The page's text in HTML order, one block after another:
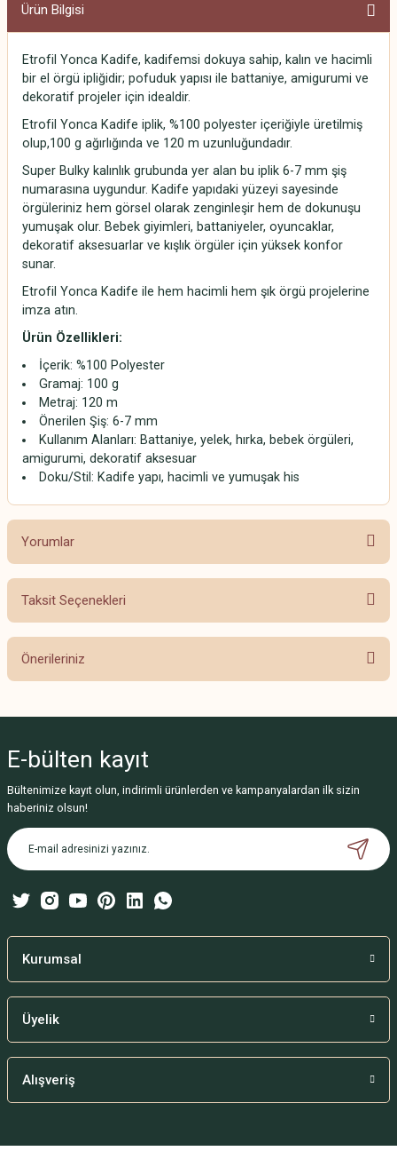
Ürün Bilgisi
Etrofil Yonca Kadife, kadifemsi dokuya sahip, kalın ve hacimli
bir el örgü ipliğidir; pofuduk yapısı ile battaniye, amigurumi ve
dekoratif projeler için idealdir.
Etrofil Yonca Kadife iplik, %100 polyester içeriğiyle üretilmiş
olup,100 g ağırlığında ve 120 m uzunluğundadır.
Super Bulky kalınlık grubunda yer alan bu iplik 6-7 mm şiş
numarasına uygundur. Kadife yapıdaki yüzeyi sayesinde
örgüleriniz hem görsel olarak zenginleşir hem de dokunuşu
yumuşak olur. Bebek giyimleri, battaniyeler, oyuncaklar,
dekoratif aksesuarlar ve kışlık örgüler için yüksek konfor
sunar.
Etrofil Yonca Kadife ile hem hacimli hem şık örgü projelerine
imza atın.
Ürün Özellikleri:
İçerik: %100 Polyester
Gramaj: 100 g
Metraj: 120 m
Önerilen Şiş: 6-7 mm
Kullanım Alanları: Battaniye, yelek, hırka, bebek örgüleri,
amigurumi, dekoratif aksesuar
Doku/Stil: Kadife yapı, hacimli ve yumuşak his
Yorumlar
Taksit Seçenekleri
Önerileriniz
Görüş ve önerileriniz için teşekkür ederiz.
Ürün resmi kalitesiz, bozuk veya görüntülenemiyor.
Ürün açıklamasında eksik bilgiler bulunuyor.
Ürün bilgilerinde hatalar bulunuyor.
Bu ürüne benzer farklı alternatifler olmalı.
E-bülten kayıt
Bültenimize kayıt olun, indirimli ürünlerden ve kampanyalardan ilk sizin
haberiniz olsun!
Kurumsal
Üyelik
Alışveriş